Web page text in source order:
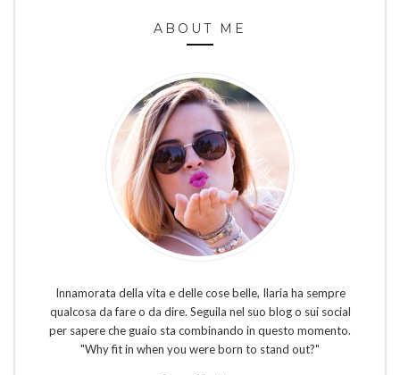
ABOUT ME
Innamorata della vita e delle cose belle, Ilaria ha sempre
qualcosa da fare o da dire. Seguila nel suo blog o sui social
per sapere che guaio sta combinando in questo momento.
"Why fit in when you were born to stand out?"